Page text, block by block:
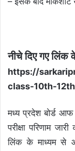
नीचे दिए गए
https://
class-10th-
मध्य प्रदेश बोर्ड आफ
परीक्षा परिणाम
लिंक के माध्यम से